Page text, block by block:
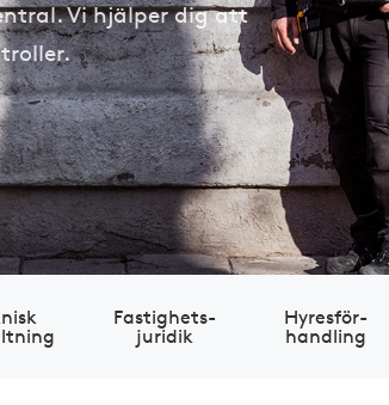
Vi hjälper dig att
Fastig­hets­
juridik
Hyres­för­
handling